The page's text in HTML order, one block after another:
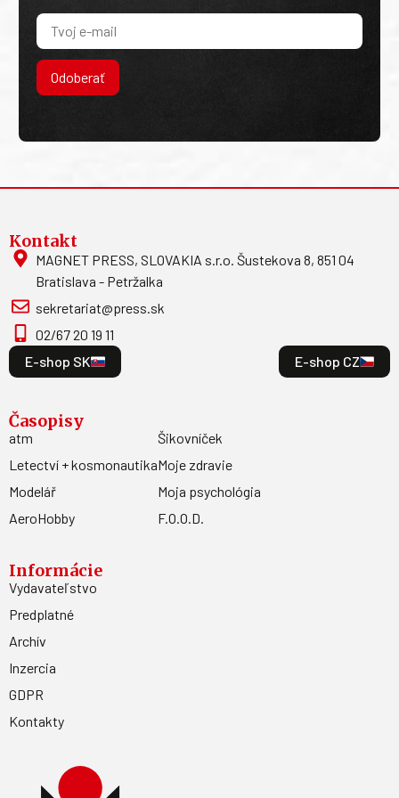
Odoberať
Kontakt
MAGNET PRESS, SLOVAKIA s.r.o. Šustekova 8, 851 04
Bratislava - Petržalka
sekretariat@press.sk
02/67 20 19 11
E-shop SK
E-shop CZ
Časopisy
atm
Letectví + kosmonautika
Modelář
AeroHobby
Šikovníček
Moje zdravie
Moja psychológia
F.O.O.D.
Informácie
Vydavateľstvo
Predplatné
Archív
Inzercia
GDPR
Kontakty